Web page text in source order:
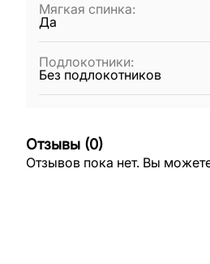
Мягкая спинка:
Да
Подлокотники:
Без подлокотников
Отзывы (0)
Отзывов пока нет. Вы